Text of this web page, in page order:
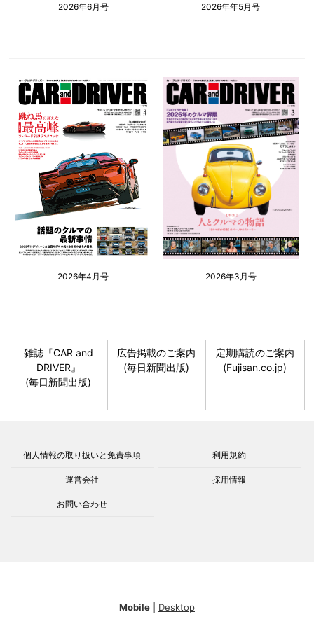
2026年6月号 2026年年5月号
2026年4月号 2026年3月号
雑誌『CAR and
DRIVER』
(毎日新聞出版)
広告掲載のご案内
(毎日新聞出版)
定期購読のご案内
(Fujisan.co.jp)
個人情報の取り扱いと免責事項 利用規約
運営会社 採用情報
お問い合わせ
Mobile Desktop